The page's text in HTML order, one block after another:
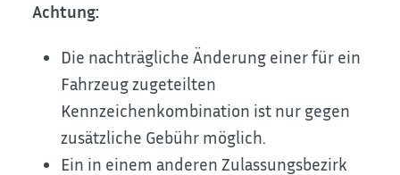
Achtung:
Die nachträgliche Änderung einer für ein
Fahrzeug zugeteilten
Kennzeichenkombination ist nur gegen
zusätzliche Gebühr möglich.
Ein in einem anderen Zulassungsbezirk